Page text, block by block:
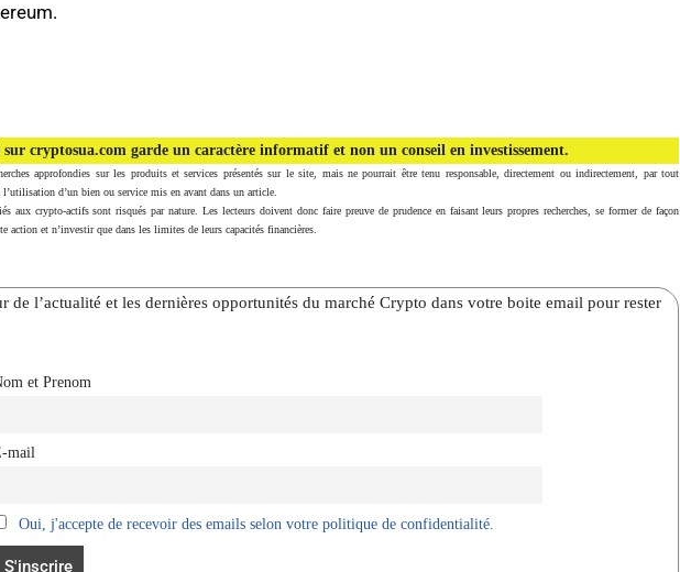
cryptosua.com garde un caractère informatif et non un conseil en investissement.
approfondies sur les produits et services présentés sur le site, mais ne pourrait être tenu responsable, directement ou indirectement, par tout
l’utilisation d’un bien ou service mis en avant dans un article.
aux crypto-actifs sont risqués par nature. Les lecteurs doivent donc faire preuve de prudence en faisant leurs propres recherches, se former de façon
action et n’investir que dans les limites de leurs capacités financières.
de l’actualité et les dernières opportunités du marché Crypto dans votre boite email pour rester
et Prenom
mail
Oui, j'accepte de recevoir des emails selon votre politique de confidentialité.